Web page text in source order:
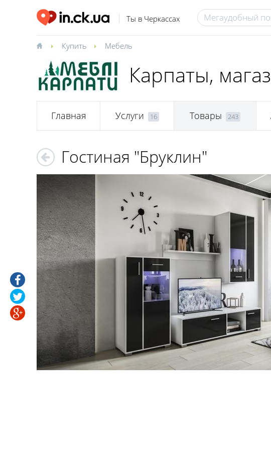
Ты в Черкассах
Купить Мебель
Карпаты,
Главная Услуги 16 Товары 243
Гостиная "Бруклин"